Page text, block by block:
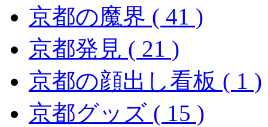
京都の魔界 ( 41 )
京都発見 ( 21 )
京都の顔出し看板 ( 1 )
京都グッズ ( 15 )